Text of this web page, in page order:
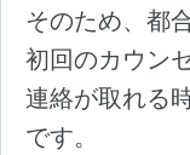
そのため、都
初回のカウン
連絡が取れる
です。